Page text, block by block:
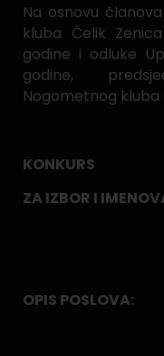
Na osnovu
kluba Čelik
godine i odluke
godine,
Nogometnog kluba
KONKURS
ZA IZBOR I
OPIS POSLOVA: